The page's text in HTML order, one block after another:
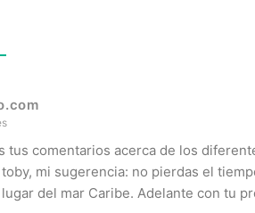
tus comentarios acerca de los
mi sugerencia: no pierdas el
del mar Caribe. Adelante con tu